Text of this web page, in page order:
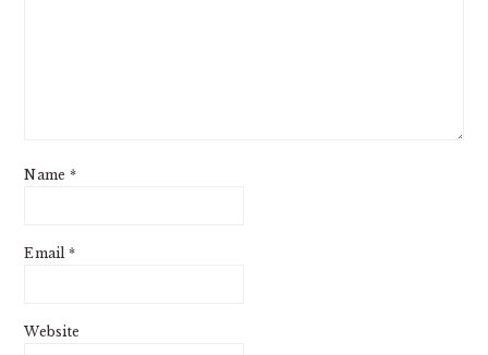
Name *
Email *
Website